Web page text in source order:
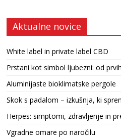
Aktualne novice
White label in private label CBD
Prstani kot simbol ljubezni: od
Aluminijaste bioklimatske pergole
Skok s padalom – izkušnja, ki
Herpes: simptomi, zdravljenje in
Vgradne omare po naročilu